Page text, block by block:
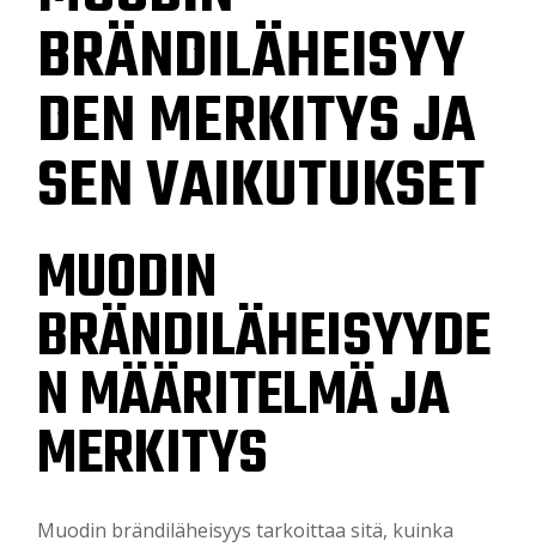
BRÄNDILÄHEISYY
DEN MERKITYS JA
SEN VAIKUTUKSET
MUODIN
BRÄNDILÄHEISYYDE
N MÄÄRITELMÄ JA
MERKITYS
Muodin brändiläheisyys tarkoittaa sitä, kuinka